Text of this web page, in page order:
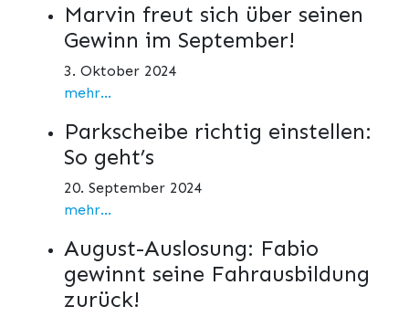
Marvin freut sich über seinen
Gewinn im September!
3. Oktober 2024
mehr...
Parkscheibe richtig einstellen:
So geht’s
20. September 2024
mehr...
August-Auslosung: Fabio
gewinnt seine Fahrausbildung
zurück!